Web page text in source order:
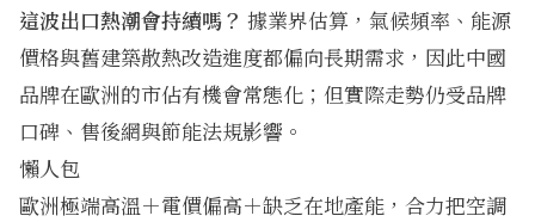
這波出口熱潮會持續嗎？ 據業界估算，氣候頻率、能源
價格與舊建築散熱改造進度都偏向長期需求，因此中國
品牌在歐洲的市佔有機會常態化；但實際走勢仍受品牌
口碑、售後網與節能法規影響。
懶人包
歐洲極端高溫＋電價偏高＋缺乏在地產能，合力把空調